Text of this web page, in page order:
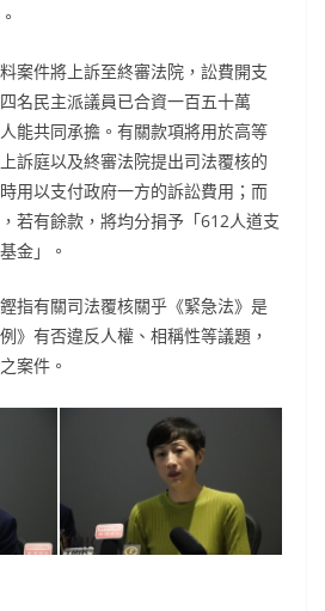
案件將上訴至終審法院，訟費開支
名民主派議員已合資一百五十萬
能共同承擔。有關款項將用於高等
訴庭以及終審法院提出司法覆核的
用以支付政府一方的訴訟費用；而
若有餘款，將均分捐予「612人道支
金」。
指有關司法覆核關乎《緊急法》是
》有否違反人權、相稱性等議題，
案件。